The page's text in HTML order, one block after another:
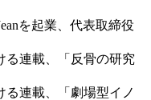
を起業、代表取締役
連載、「反骨の研究
連載、「劇場型イノ